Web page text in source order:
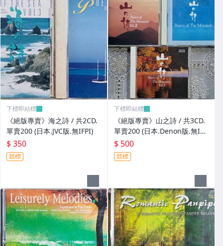
下標即結標
《絕版專賣》海之詩 / 共2CD.
單賣200 (日本.JVC版.無IFPI)
$ 350
競標
下標即結標
《絕版專賣》山之詩 / 共3CD.
單賣200 (日本.Denon版.無IFP
I)
$ 500
競標